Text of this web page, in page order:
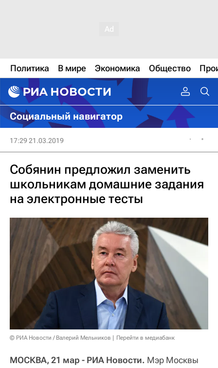
Политика В мире Экономика Общество
Социальный навигатор
17:29 21.03.2019
Собянин предложил заменить
школьникам домашние задания
на электронные тесты
© РИА Новости / Валерий Мельников Перейти в медиабанк
МОСКВА, 21 мар - РИА Новости. Мэр Москвы